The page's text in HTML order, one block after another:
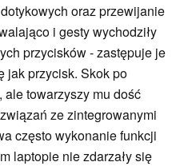
oraz przewijanie
i gesty wychodziły
przycisków - zastępuje je
jak przycisk. Skok po
ale towarzyszy mu dość
ze zintegrowanymi
często wykonanie funkcji
laptopie nie zdarzały się